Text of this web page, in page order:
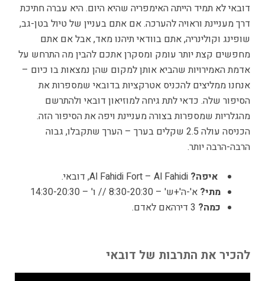
דובאי לא תמיד הייתה האימפריה שהיא היום. היא עברה חתיכת
דרך מעניינת וראויה להערכה. אם אתם בעניין של טיול בטן-גב,
שופינג וקולינריה, אתם בוודאי תיהנו מאד, אבל אם אתם
מחפשים קצת יותר עומק ומסקרן אתכם להבין מה התרחש על
אדמת האמירויות שהביא אותן למקום שהן נמצאות בו כיום –
אנחנו ממליצים להכניס אטרקציות בדובאי שמספרות את
הסיפור שלה. כדאי לתת גיחה למוזיאון דובאי ולהתרשם
מהגלריות שמספרות בצורה מעניינת ויפה את הסיפור הזה.
הכניסה עולה 2.5 שקלים בערך – הערך שתקבלו, גבוה
הרבה-הרבה יותר.
איפה?Al Fahidi Fort – Al Fahidi, דובאי.
מתי?א'-ה'+ש' – 8:30-20:30 // ו' – 14:30-20:30
כמה?3 דירהאם לאדם.
להכיר את התרבות של דובאי